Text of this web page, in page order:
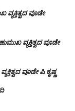
ವ್ಯಕ್ತಿತ್ವದ ವೂಡೇ
ವ್ಯಕ್ತಿತ್ವದ ವೂಡೇ
ವೂಡೇ ಪಿ.ಕೃಷ್ಣ